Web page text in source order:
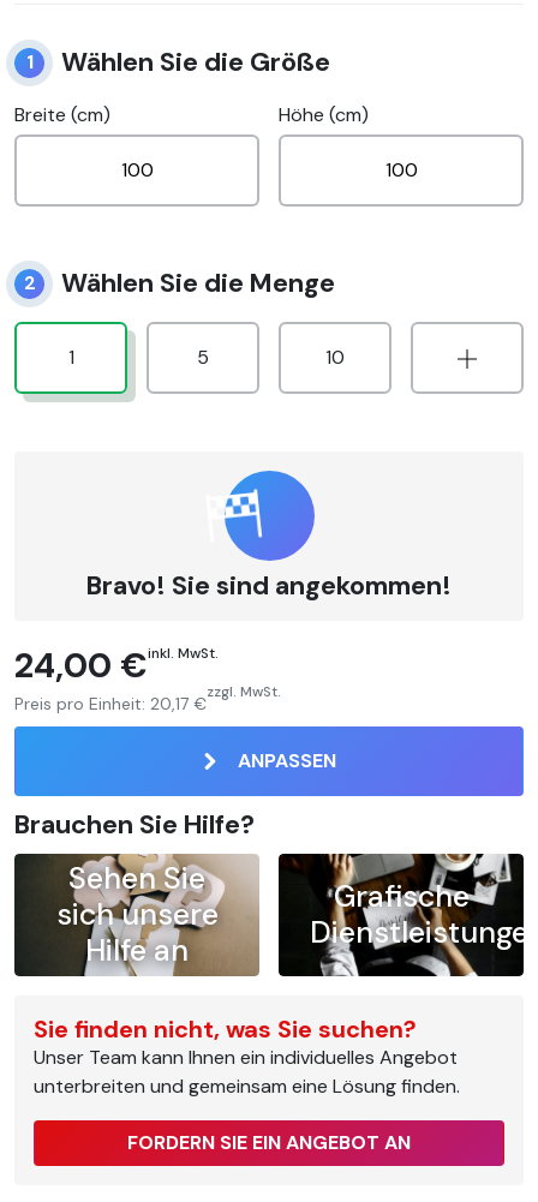
1 Wählen Sie die Größe
Breite (cm) Höhe (cm)
2 Wählen Sie die Menge
1 5 10
Bravo! Sie sind angekommen!
24,00 €inkl. MwSt.
Preis pro Einheit: 20,17 €
zzgl. MwSt.
ANPASSEN
Brauchen Sie Hilfe?
Sehen Sie
sich unsere
Hilfe an
Grafische
Sie finden nicht, was Sie suchen?
Unser Team kann Ihnen ein individuelles Angebot
unterbreiten und gemeinsam eine Lösung finden.
FORDERN SIE EIN ANGEBOT AN